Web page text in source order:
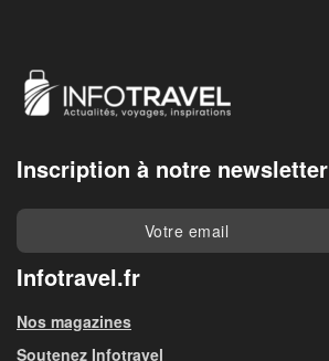
Inscription à notre newsletter
Infotravel.fr
Nos magazines
Soutenez Infotravel